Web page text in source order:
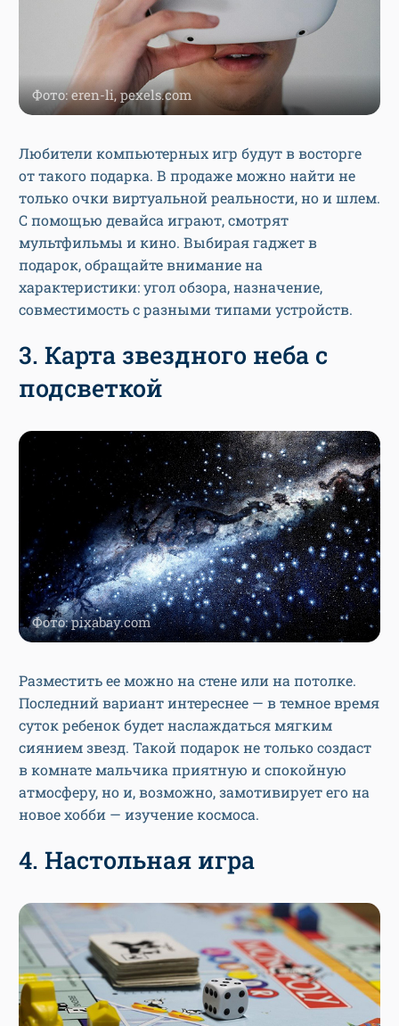
Фото: eren-li, pexels.com
Любители компьютерных игр будут в восторге
от такого подарка. В продаже можно найти не
только очки виртуальной реальности, но и шлем.
С помощью девайса играют, смотрят
мультфильмы и кино. Выбирая гаджет в
подарок, обращайте внимание на
характеристики: угол обзора, назначение,
совместимость с разными типами устройств.
3. Карта звездного неба с
подсветкой
Фото: pixabay.com
Разместить ее можно на стене или на потолке.
Последний вариант интереснее — в темное время
суток ребенок будет наслаждаться мягким
сиянием звезд. Такой подарок не только создаст
в комнате мальчика приятную и спокойную
атмосферу, но и, возможно, замотивирует его на
новое хобби — изучение космоса.
4. Настольная игра